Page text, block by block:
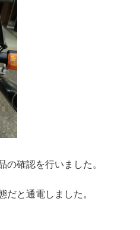
の確認を行いました。
だと通電しました。